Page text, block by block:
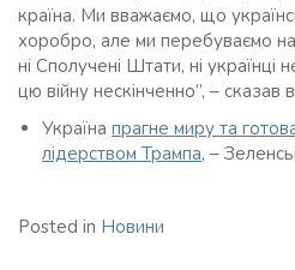
країна. Ми вважаємо, що
хоробро, але ми перебуваємо на
ні Сполучені Штати, ні
цю війну нескінченно”, – сказав
Україна прагне миру та
лідерством Трампа, –
Posted in Новини